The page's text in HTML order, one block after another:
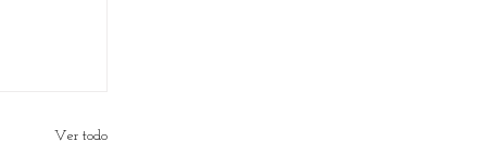
Ver todo